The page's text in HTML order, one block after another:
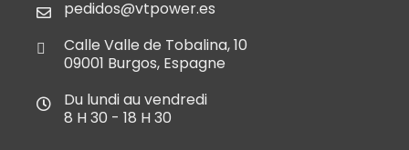
pedidos@vtpower.es
Calle Valle de Tobalina, 10
09001 Burgos, Espagne
Du lundi au vendredi
8 H 30 - 18 H 30